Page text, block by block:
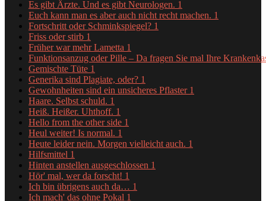
Es gibt Ärzte. Und es gibt Neurologen. 1
Euch kann man es aber auch nicht recht machen. 1
Fortschritt oder Schminkspiegel? 1
Friss oder stirb 1
Früher war mehr Lametta 1
Funktionsanzug oder Pille – Da fragen Sie mal Ihre
Gemischte Tüte 1
Generika sind Plagiate, oder? 1
Gewohnheiten sind ein unsicheres Pflaster 1
Haare. Selbst schuld. 1
Heiß. Heißer. Uhthoff. 1
Hello from the other side 1
Heul weiter! Is normal. 1
Heute leider nein. Morgen vielleicht auch. 1
Hilfsmittel 1
Hinten anstellen ausgeschlossen 1
Hör' mal, wer da forscht! 1
Ich bin übrigens auch da… 1
Ich mach' das ohne Pokal 1